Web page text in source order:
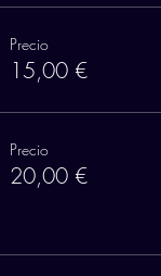
Precio
15,00 €
Precio
20,00 €